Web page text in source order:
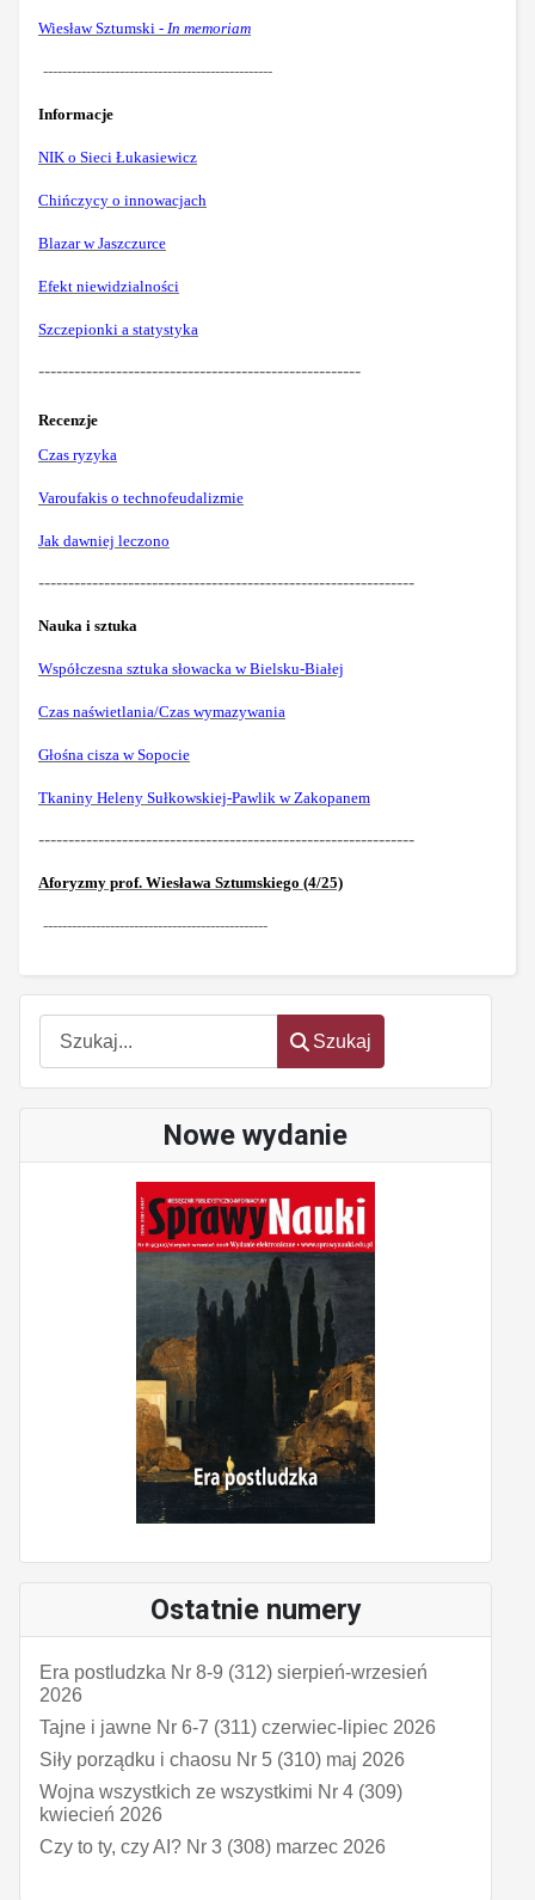
Szukaj
Szukaj
Nowe wydanie
Ostatnie numery
Era postludzka Nr 8-9 (312) sierpień-wrzesień
2026
Tajne i jawne Nr 6-7 (311) czerwiec-lipiec 2026
Siły porządku i chaosu Nr 5 (310) maj 2026
Wojna wszystkich ze wszystkimi Nr 4 (309)
kwiecień 2026
Czy to ty, czy AI? Nr 3 (308) marzec 2026
Wiesław Sztumski - In memoriam
------------------------------------------------
Informacje
NIK o Sieci Łukasiewicz
Chińczycy o innowacjach
Blazar w Jaszczurce
Efekt niewidzialności
Szczepionki a statystyka
------------------------------------------------------
Recenzje
Czas ryzyka
Varoufakis o technofeudalizmie
Jak dawniej leczono
---------------------------------------------------------------
Nauka i sztuka
Współczesna sztuka słowacka w Bielsku-Białej
Czas naświetlania/Czas wymazywania
Głośna cisza w Sopocie
Tkaniny Heleny Sułkowskiej-Pawlik w Zakopanem
---------------------------------------------------------------
Aforyzmy prof. Wiesława Sztumskiego (4/25)
-----------------------------------------------